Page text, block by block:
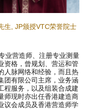
生, JP颁授VTC荣誉院士
业营造师、注册专业测量
资格，曾规划、营运和管
人脉网络和经验，而且热
团有限公司主席，业务涵
程服务，以及组装合成建
师现时亦出任香港建造商
议会成员及香港营造师学